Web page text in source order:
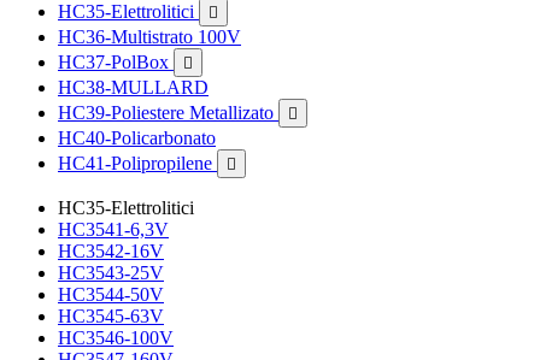
HC35-Elettrolitici

HC36-Multistrato 100V
HC37-PolBox

HC38-MULLARD
HC39-Poliestere Metallizato

HC40-Policarbonato
HC41-Polipropilene

HC35-Elettrolitici
HC3541-6,3V
HC3542-16V
HC3543-25V
HC3544-50V
HC3545-63V
HC3546-100V